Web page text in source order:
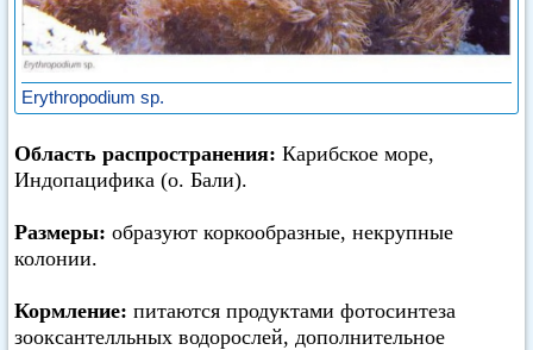
Erythropodium sp.
Область распространения: Карибское море,
Индопацифика (о. Бали).
Размеры: образуют коркообразные, некрупные
колонии.
Кормление: питаются продуктами фотосинтеза
зооксантелльных водорослей, дополнительное